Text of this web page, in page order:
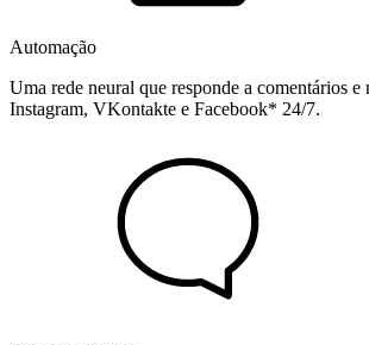
Automação
Uma rede neural que responde a comentários e
Instagram, VKontakte e Facebook* 24/7.